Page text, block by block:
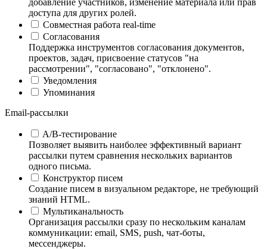
доступа для других ролей.
Совместная работа real-time
Согласования
Поддержка инструментов согласования документов,
проектов, задач, присвоение статусов "на
рассмотрении", "согласовано", "отклонено".
Уведомления
Упоминания
Email-рассылки
A/B-тестирование
Позволяет выявить наиболее эффективный вариант
рассылки путем сравнения нескольких вариантов
одного письма.
Конструктор писем
Создание писем в визуальном редакторе, не требующий
знаний HTML.
Мультиканальность
Организация рассылки сразу по нескольким каналам
коммуникации: email, SMS, push, чат-боты,
мессенджеры.